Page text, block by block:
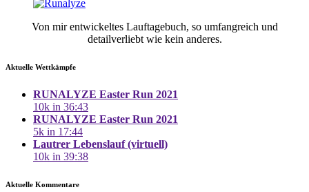
Von mir entwickeltes Lauftagebuch, so umfangreich und
detailverliebt wie kein anderes.
Aktuelle Wettkämpfe
RUNALYZE Easter Run 2021
10k in 36:43
RUNALYZE Easter Run 2021
5k in 17:44
Lautrer Lebenslauf (virtuell)
10k in 39:38
Aktuelle Kommentare